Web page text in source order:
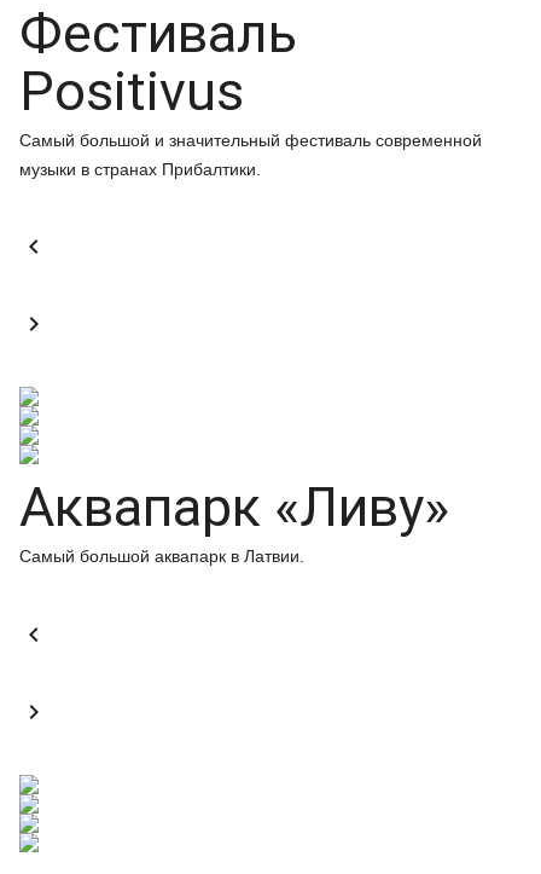
Фестиваль
Positivus
Самый большой и значительный фестиваль современной
музыки в странах Прибалтики.


Аквапарк «Ливу»
Самый большой аквапарк в Латвии.

